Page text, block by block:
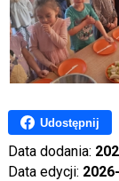
Udostępnij
Data dodania:
Data edycji: